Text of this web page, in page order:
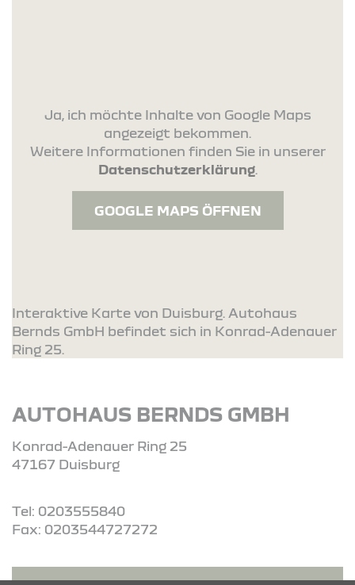
Ja, ich möchte Inhalte von Google Maps
angezeigt bekommen.
Weitere Informationen finden Sie in unserer
Datenschutzerklärung.
GOOGLE MAPS ÖFFNEN
Interaktive Karte von Duisburg. Autohaus
Bernds GmbH befindet sich in Konrad-Adenauer
Ring 25.
AUTOHAUS BERNDS GMBH
Konrad-Adenauer Ring 25
47167 Duisburg
Tel: 0203555840
Fax: 0203544727272